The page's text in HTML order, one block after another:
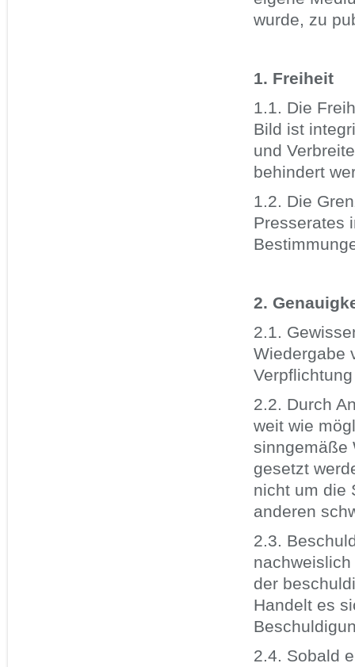
wurde, zu
1. Freiheit
1.1. Die
Bild ist
und
behindert
1.2. Die
Presserates
2.
2.1.
Wiedergabe
2.2. Durch
weit wie
sinngemäße
gesetzt
nicht um die
anderen
2.3.
der
Handelt es
2.4. Sobald